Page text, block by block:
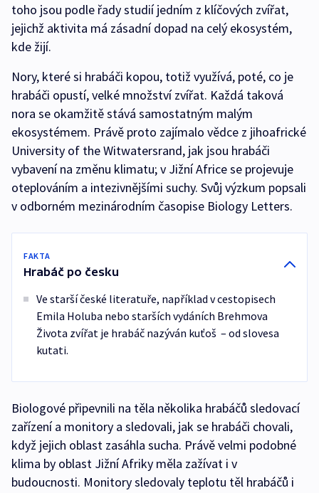
toho jsou podle řady studií jedním z klíčových zvířat,
jejichž aktivita má zásadní dopad na celý ekosystém,
kde žijí.
Nory, které si hrabáči kopou, totiž využívá, poté, co je
hrabáči opustí, velké množství zvířat. Každá taková
nora se okamžitě stává samostatným malým
ekosystémem. Právě proto zajímalo vědce z jihoafrické
University of the Witwatersrand, jak jsou hrabáči
vybavení na změnu klimatu; v Jižní Africe se projevuje
oteplováním a intezivnějšími suchy. Svůj výzkum popsali
v odborném mezinárodním časopise Biology Letters.
FAKTA
Hrabáč po česku
Ve starší české literatuře, například v cestopisech
Emila Holuba nebo starších vydáních Brehmova
Života zvířat je hrabáč nazýván kuťoš – od slovesa
kutati.
Biologové připevnili na těla několika hrabáčů sledovací
zařízení a monitory a sledovali, jak se hrabáči chovali,
když jejich oblast zasáhla sucha. Právě velmi podobné
klima by oblast Jižní Afriky měla zažívat i v
budoucnosti. Monitory sledovaly teplotu těl hrabáčů i